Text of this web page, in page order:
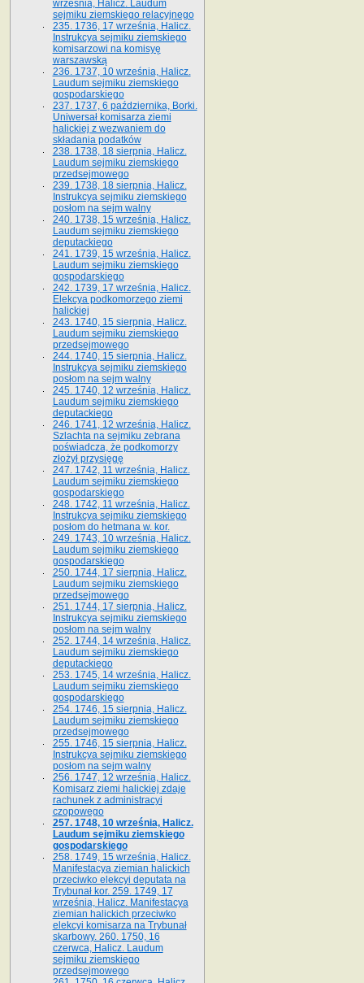
września, Halicz. Laudum
sejmiku ziemskiego relacyjnego
235. 1736, 17 września, Halicz.
Instrukcya sejmiku ziemskiego
komisarzowi na komisyę
warszawską
236. 1737, 10 września, Halicz.
Laudum sejmiku ziemskiego
gospodarskiego
237. 1737, 6 października, Borki.
Uniwersał komisarza ziemi
halickiej z wezwaniem do
składania podatków
238. 1738, 18 sierpnia, Halicz.
Laudum sejmiku ziemskiego
przedsejmowego
239. 1738, 18 sierpnia, Halicz.
Instrukcya sejmiku ziemskiego
posłom na sejm walny
240. 1738, 15 września, Halicz.
Laudum sejmiku ziemskiego
deputackiego
241. 1739, 15 września, Halicz.
Laudum sejmiku ziemskiego
gospodarskiego
242. 1739, 17 września, Halicz.
Elekcya podkomorzego ziemi
halickiej
243. 1740, 15 sierpnia, Halicz.
Laudum sejmiku ziemskiego
przedsejmowego
244. 1740, 15 sierpnia, Halicz.
Instrukcya sejmiku ziemskiego
posłom na sejm walny
245. 1740, 12 września, Halicz.
Laudum sejmiku ziemskiego
deputackiego
246. 1741, 12 września, Halicz.
Szlachta na sejmiku zebrana
poświadcza, że podkomorzy
złożył przysięgę
247. 1742, 11 września, Halicz.
Laudum sejmiku ziemskiego
gospodarskiego
248. 1742, 11 września, Halicz.
Instrukcya sejmiku ziemskiego
posłom do hetmana w. kor.
249. 1743, 10 września, Halicz.
Laudum sejmiku ziemskiego
gospodarskiego
250. 1744, 17 sierpnia, Halicz.
Laudum sejmiku ziemskiego
przedsejmowego
251. 1744, 17 sierpnia, Halicz.
Instrukcya sejmiku ziemskiego
posłom na sejm walny
252. 1744, 14 września, Halicz.
Laudum sejmiku ziemskiego
deputackiego
253. 1745, 14 września, Halicz.
Laudum sejmiku ziemskiego
gospodarskiego
254. 1746, 15 sierpnia, Halicz.
Laudum sejmiku ziemskiego
przedsejmowego
255. 1746, 15 sierpnia, Halicz.
Instrukcya sejmiku ziemskiego
posłom na sejm walny
256. 1747, 12 września, Halicz.
Komisarz ziemi halickiej zdaje
rachunek z administracyi
czopowego
257. 1748, 10 września, Halicz.
Laudum sejmiku ziemskiego
gospodarskiego
258. 1749, 15 września, Halicz.
Manifestacya ziemian halickich
przeciwko elekcyi deputata na
Trybunał kor. 259. 1749, 17
września, Halicz. Manifestacya
ziemian halickich przeciwko
elekcyi komisarza na Trybunał
skarbowy. 260. 1750, 16
czerwca, Halicz. Laudum
sejmiku ziemskiego
przedsejmowego